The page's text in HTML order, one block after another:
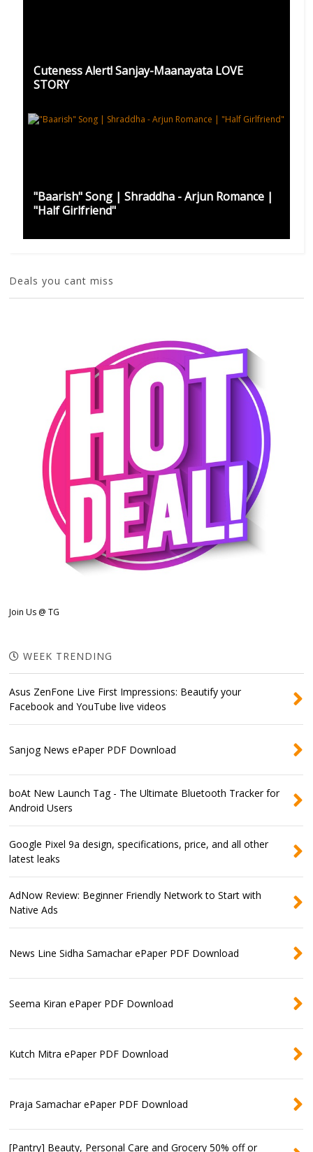
Cuteness Alert! Sanjay-Maanayata LOVE
STORY
"Baarish" Song | Shraddha - Arjun Romance |
"Half Girlfriend"
Deals you cant miss
Join Us @ TG
WEEK TRENDING
Asus ZenFone Live First Impressions: Beautify your
Facebook and YouTube live videos
Sanjog News ePaper PDF Download
boAt New Launch Tag - The Ultimate Bluetooth Tracker for
Android Users
Google Pixel 9a design, specifications, price, and all other
latest leaks
AdNow Review: Beginner Friendly Network to Start with
Native Ads
News Line Sidha Samachar ePaper PDF Download
Seema Kiran ePaper PDF Download
Kutch Mitra ePaper PDF Download
Praja Samachar ePaper PDF Download
[Pantry] Beauty, Personal Care and Grocery 50% off or